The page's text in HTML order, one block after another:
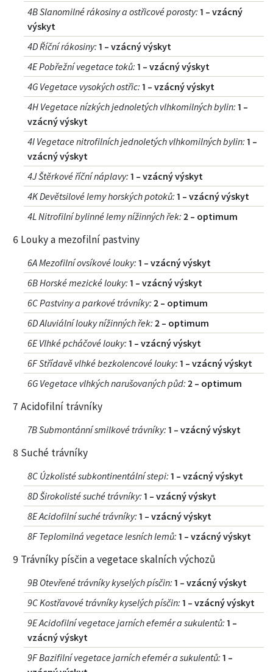
4B Slanomilné rákosiny a ostřicové porosty: 1 – vzácný
výskyt
4D Říční rákosiny: 1 – vzácný výskyt
4E Pobřežní vegetace toků: 1 – vzácný výskyt
4G Vegetace vysokých ostřic: 1 – vzácný výskyt
4H Vegetace nízkých jednoletých vlhkomilných bylin: 1 –
vzácný výskyt
4I Vegetace nitrofilních jednoletých vlhkomilných bylin: 1 –
vzácný výskyt
4J Štěrkové říční náplavy: 1 – vzácný výskyt
4K Devětsilové lemy horských potoků: 1 – vzácný výskyt
4L Nitrofilní bylinné lemy nížinných řek: 2 – optimum
6 Louky a mezofilní pastviny
6A Mezofilní ovsíkové louky: 1 – vzácný výskyt
6B Horské mezické louky: 1 – vzácný výskyt
6C Pastviny a parkové trávníky: 2 – optimum
6D Aluviální louky nížinných řek: 2 – optimum
6E Vlhké pcháčové louky: 1 – vzácný výskyt
6F Střídavě vlhké bezkolencové louky: 1 – vzácný výskyt
6G Vegetace vlhkých narušovaných půd: 2 – optimum
7 Acidofilní trávníky
7B Submontánní smilkové trávníky: 1 – vzácný výskyt
8 Suché trávníky
8C Úzkolisté subkontinentální stepi: 1 – vzácný výskyt
8D Širokolisté suché trávníky: 1 – vzácný výskyt
8E Acidofilní suché trávníky: 1 – vzácný výskyt
8F Teplomilná vegetace lesních lemů: 1 – vzácný výskyt
9 Trávníky písčin a vegetace skalních výchozů
9B Otevřené trávníky kyselých písčin: 1 – vzácný výskyt
9C Kostřavové trávníky kyselých písčin: 1 – vzácný výskyt
9E Acidofilní vegetace jarních efemér a sukulentů: 1 –
vzácný výskyt
9F Bazifilní vegetace jarních efemér a sukulentů: 1 –